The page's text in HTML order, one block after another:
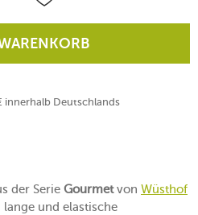
innerhalb Deutschlands
der Serie Gourmetvon Wüsthof
und elastische